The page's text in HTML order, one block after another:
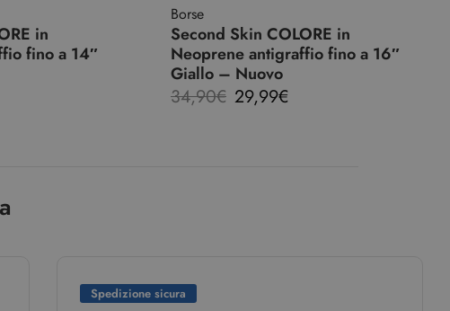
in
fino a 14″
Borse
Second Skin COLORE in
Neoprene antigraffio fino a 16″
Giallo – Nuovo
34,90€ 29,99€
Spedizione sicura